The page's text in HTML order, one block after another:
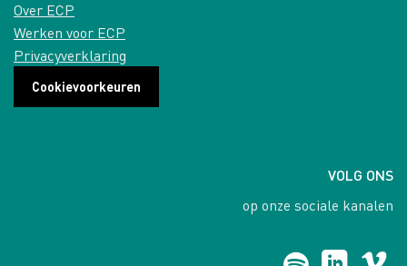
Over ECP
Werken voor ECP
Privacyverklaring
Cookievoorkeuren
VOLG ONS
op onze sociale kanalen